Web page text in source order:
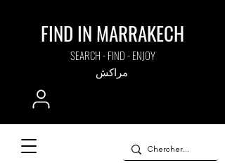
FIND IN MARRAKECH
SEARCH - FIND - ENJOY
مراكش